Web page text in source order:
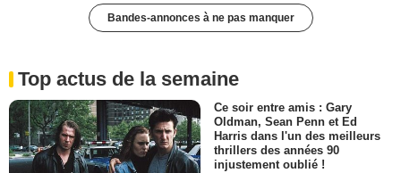
Bandes-annonces à ne pas manquer
Top actus de la semaine
Ce soir entre amis : Gary
Oldman, Sean Penn et Ed
Harris dans l'un des meilleurs
thrillers des années 90
injustement oublié !